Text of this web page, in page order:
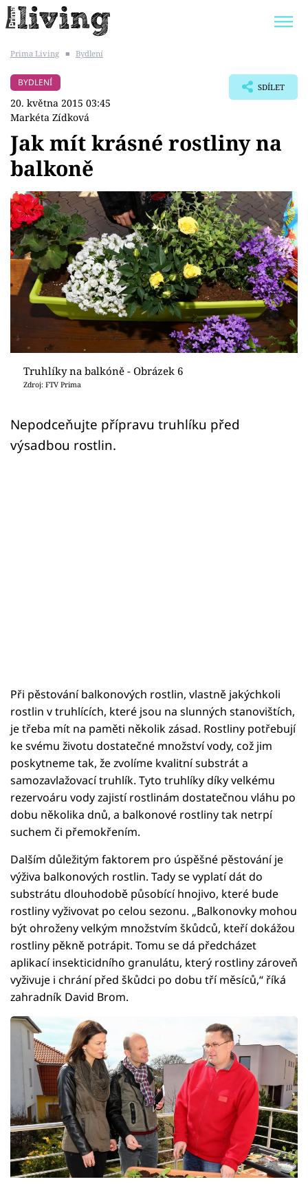
BYDLENÍ SLAVNÝCH
Témata
Bydlení
Zahrada
Design
Sledujte prima+
Přihlášení
Prima Living ■ Bydlení
BYDLENÍ
20. května 2015 03:45
Markéta Zídková
SDÍLET
Jak mít krásné rostliny na
balkoně
Truhlíky na balkóně - Obrázek 6
Zdroj: FTV Prima
Nepodceňujte přípravu truhlíku před
výsadbou rostlin.
Při pěstování balkonových rostlin, vlastně jakýchkoli
rostlin v truhlících, které jsou na slunných stanovištích,
je třeba mít na paměti několik zásad. Rostliny potřebují
ke svému životu dostatečné množství vody, což jim
poskytneme tak, že zvolíme kvalitní substrát a
samozavlažovací truhlík. Tyto truhlíky díky velkému
rezervoáru vody zajistí rostlinám dostatečnou vláhu po
dobu několika dnů, a balkonové rostliny tak netrpí
suchem či přemokřením.
Dalším důležitým faktorem pro úspěšné pěstování je
výživa balkonových rostlin. Tady se vyplatí dát do
substrátu dlouhodobě působící hnojivo, které bude
rostliny vyživovat po celou sezonu. „Balkonovky mohou
být ohroženy velkým množstvím škůdců, kteří dokážou
rostliny pěkně potrápit. Tomu se dá předcházet
aplikací insekticidního granulátu, který rostliny zároveň
vyživuje i chrání před škůdci po dobu tří měsíců,“ říká
zahradník David Brom.